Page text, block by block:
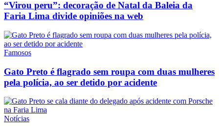
“Virou peru”: decoração de Natal da Baleia da
Faria Lima divide opiniões na web
Famosos
Gato Preto é flagrado sem roupa com duas mulheres
pela polícia, ao ser detido por acidente
Notícias